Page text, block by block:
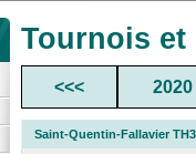
Tournois
<<< 2020
Saint-Quentin-Fallavier TH3